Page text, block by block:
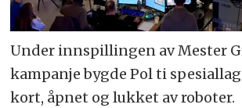
Under innspillingen av Mester
kampanje bygde Pol ti
kort, åpnet og lukket av roboter.